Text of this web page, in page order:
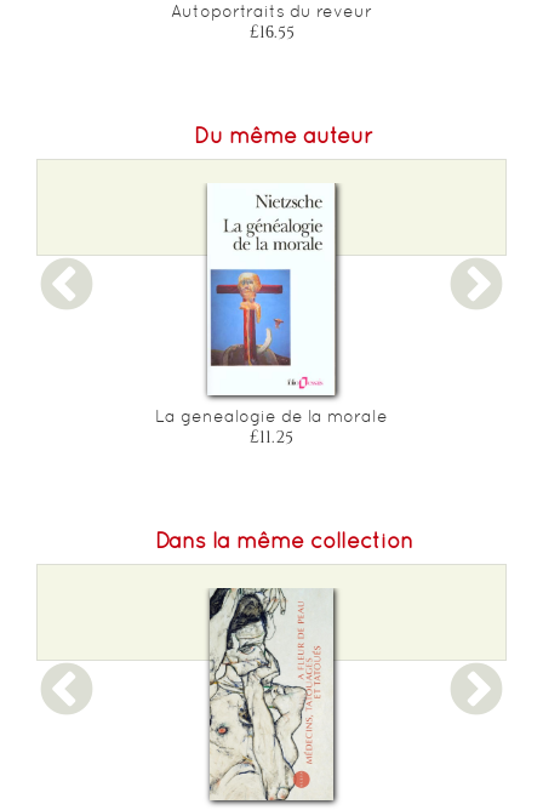
Autoportraits du reveur
£16.55
Du même auteur
La genealogie de la morale
£11.25
Dans la même collection